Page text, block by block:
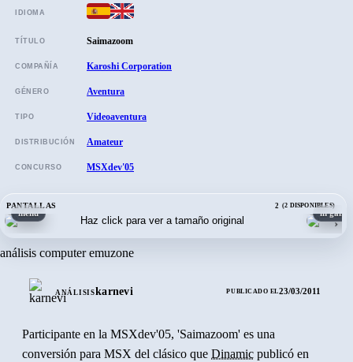
PANTALLAS 2 (2 DISPONIBLES)
menu in game
›
análisis computer emuzone
ANÁLISISkarnevi PUBLICADO EL23/03/2011
Participante en la MSXdev'05, 'Saimazoom' es una
conversión para MSX del clásico que Dinamic publicó en
IDIOMA
TÍTULO Saimazoom
COMPAÑÍA Karoshi Corporation
GÉNERO Aventura
TIPO Videoaventura
DISTRIBUCIÓN Amateur
CONCURSO MSXdev'05